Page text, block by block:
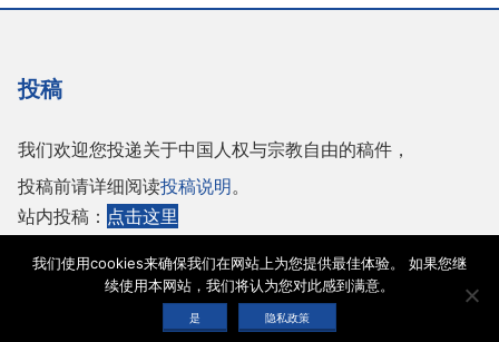
投稿
我们欢迎您投递关于中国人权与宗教自由的稿件，
投稿前请详细阅读投稿说明。
站内投稿： 点击这里
Copyright © 2026 保护人权与宗教自由协会 |网站使用条款
明
我们使用cookies来确保我们在网站上为您提供最佳体验。 如果您继
续使用本网站，我们将认为您对此感到满意。
是 隐私政策